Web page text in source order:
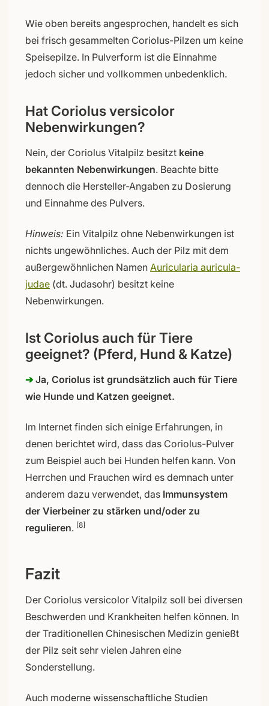
Wie oben bereits angesprochen, handelt es sich
bei frisch gesammelten Coriolus-Pilzen um keine
Speisepilze. In Pulverform ist die Einnahme
jedoch sicher und vollkommen unbedenklich.
Hat Coriolus versicolor
Nebenwirkungen?
Nein, der Coriolus Vitalpilz besitzt keine
bekannten Nebenwirkungen. Beachte bitte
dennoch die Hersteller-Angaben zu Dosierung
und Einnahme des Pulvers.
Hinweis: Ein Vitalpilz ohne Nebenwirkungen ist
nichts ungewöhnliches. Auch der Pilz mit dem
außergewöhnlichen Namen Auricularia auricula-
judae (dt. Judasohr) besitzt keine
Nebenwirkungen.
Ist Coriolus auch für Tiere
geeignet? (Pferd, Hund & Katze)
➔Ja, Coriolus ist grundsätzlich auch für Tiere
wie Hunde und Katzen geeignet.
Im Internet finden sich einige Erfahrungen, in
denen berichtet wird, dass das Coriolus-Pulver
zum Beispiel auch bei Hunden helfen kann. Von
Herrchen und Frauchen wird es demnach unter
anderem dazu verwendet, das Immunsystem
der Vierbeiner zu stärken und/oder zu
regulieren. [8]
Fazit
Der Coriolus versicolor Vitalpilz soll bei diversen
Beschwerden und Krankheiten helfen können. In
der Traditionellen Chinesischen Medizin genießt
der Pilz seit sehr vielen Jahren eine
Sonderstellung.
Auch moderne wissenschaftliche Studien